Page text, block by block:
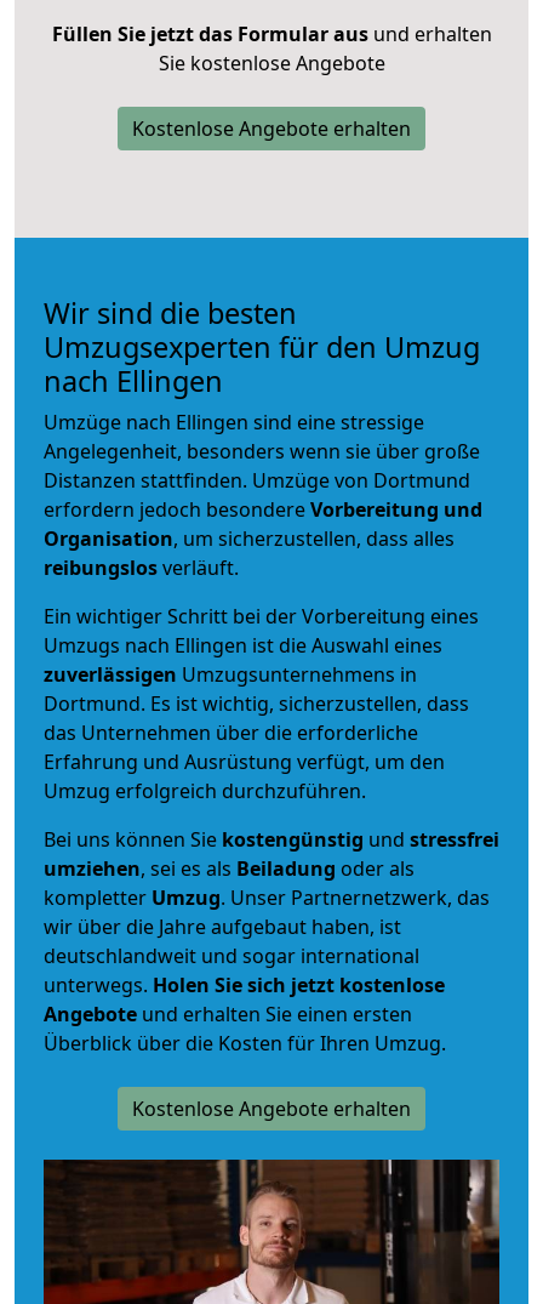
Füllen Sie jetzt das Formular ausund erhalten
Sie kostenlose Angebote
Kostenlose Angebote erhalten
Wir sind die besten
Umzugsexperten für den Umzug
nach Ellingen
Umzüge nach Ellingen sind eine stressige
Angelegenheit, besonders wenn sie über große
Distanzen stattfinden. Umzüge von Dortmund
erfordern jedoch besondereVorbereitung und
Organisation, um sicherzustellen, dass alles
reibungslosverläuft.
Ein wichtiger Schritt bei der Vorbereitung eines
Umzugs nach Ellingen ist die Auswahl eines
zuverlässigen Umzugsunternehmens in
Dortmund. Es ist wichtig, sicherzustellen, dass
das Unternehmen über die erforderliche
Erfahrung und Ausrüstung verfügt, um den
Umzug erfolgreich durchzuführen.
Bei uns können Sie kostengünstig und stressfrei
umziehen, sei es als Beiladung oder als
kompletter Umzug. Unser Partnernetzwerk, das
wir über die Jahre aufgebaut haben, ist
deutschlandweit und sogar international
unterwegs. Holen Sie sich jetzt kostenlose
Angebote und erhalten Sie einen ersten
Überblick über die Kosten für Ihren Umzug.
Kostenlose Angebote erhalten